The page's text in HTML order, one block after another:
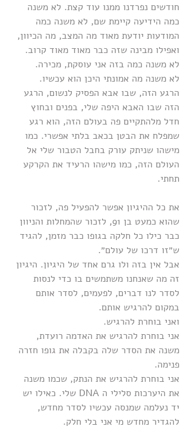
חודשים נפרדנו ממנו עוד קצת. לא משנה
כמה הידיעה קיימת שם, לא משנה כמה
המודעות יודעת מאוד מה המצב, מה הכיוון,
ואפילו מבינה שזה כבר מאוד מאוד קרוב.
לא משנה כמה בזה אני עוסקת, מכירה.
לא משנה מה אמונתי היכן הוא עכשיו.
הרגע הזה, שבו אבא הפסיק לנשום, הרגע
הזה שבו האבא היפה שלי, בפנים ובחוץ
חדל מלהתקיים פה בעולם הזה, הוא רגע
שמפלח את הבטן בכאב בלתי אפשרי. כמו
מישהו שניתק עורק בחבל הטבור שלי אל
העולם הזה, כמו מישהו הרעיד את הקרקע
תחתי.
את כל ההיגיון אפשר להפעיל פה, לזכור
שהוא כמעט בן 91, לזכור שהמחלות והניוון
כבר כילו כל חלקה בגופו כבר מזמן, להגיד
ש״זו דרכו של עולם״.
אבל אין בזה ולו גרם אחד של היגיון. היגיון
זה מה שאנחנו משתמשים בו כדי לנסות
לסדר לנו דברים, לפעמים, לסדר אותם
במקום להרגיש אותם.
ואני בוחרת להרגיש.
אני בוחרת להרגיש את האדמה רועדת,
משנה את הסדר שלה בקבלה את גופו חזרה
פנימה.
אני בוחרת להרגיש את הנתק, שכמו משנה
את היערכות סלילי ה DNA שלי. כאילו יש
יד נעלמה שמנסה עכשיו לסדר מחדש,
להגדיר מחדש מי אני בלי חלק.